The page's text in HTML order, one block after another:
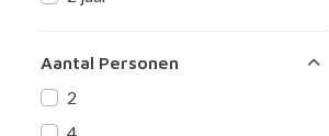
Aantal Personen
2